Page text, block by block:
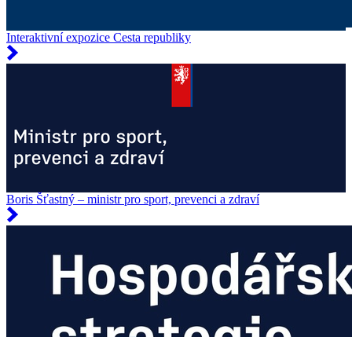
Interaktivní expozice Cesta republiky
Boris Šťastný – ministr pro sport, prevenci a zdraví